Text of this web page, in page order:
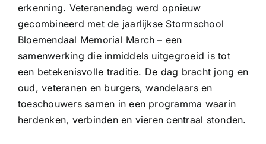
erkenning. Veteranendag werd opnieuw
gecombineerd met de jaarlijkse Stormschool
Bloemendaal Memorial March – een
samenwerking die inmiddels uitgegroeid is tot
een betekenisvolle traditie. De dag bracht jong en
oud, veteranen en burgers, wandelaars en
toeschouwers samen in een programma waarin
herdenken, verbinden en vieren centraal stonden.